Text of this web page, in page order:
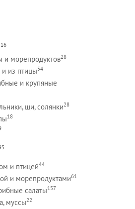
16
и морепродуктов28
из птицы54
и крупяные
щи, солянки28
18
и птицей44
и морепродуктами61
салаты157
муссы22